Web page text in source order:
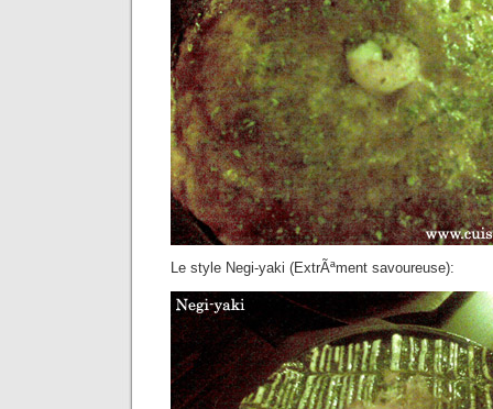
Le style Negi-yaki (ExtrÃªment savoureuse):